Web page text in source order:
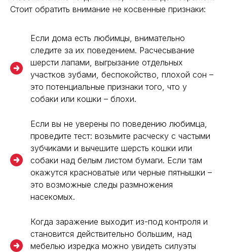
Стоит обратить внимание не косвенные признаки:
Если дома есть любимцы, внимательно
следите за их поведением. Расчесывание
шерсти лапами, выгрызание отдельных
участков зубами, беспокойство, плохой сон –
это потенциальные признаки того, что у
собаки или кошки – блохи.
Если вы не уверены по поведению любимца,
проведите тест: возьмите расческу с частыми
зубчиками и вычешите шерсть кошки или
собаки над белым листом бумаги. Если там
окажутся красноватые или черные пятнышки –
это возможные следы размножения
насекомых.
Когда заражение выходит из-под контроля и
становится действительно большим, над
мебелью изредка можно увидеть силуэты